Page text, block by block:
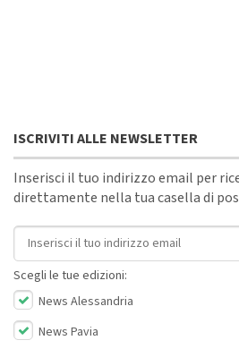
ISCRIVITI ALLE NEWSLETTER
Inserisci il tuo indirizzo email per
direttamente nella tua casella di
Indirizzo email
Scegli le tue edizioni:
News Alessandria
News Pavia